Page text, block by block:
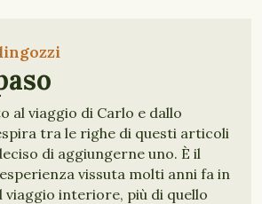
al viaggio di Carlo e dallo
tra le righe di questi articoli
di aggiungerne uno. È il
vissuta molti anni fa in
viaggio interiore, più di quello